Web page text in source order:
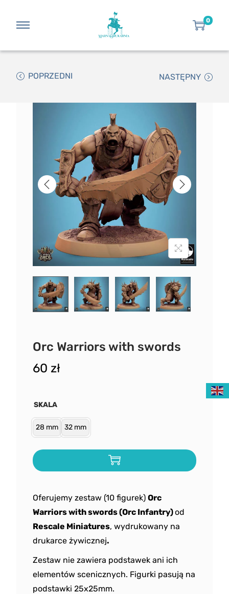
0
POPRZEDNI NASTĘPNY
Orc Warriors with swords
60 zł
Oferujemy zestaw (10 figurek) Orc
Warriors with swords (Orc Infantry)od
Rescale Miniatures, wydrukowany na
drukarce żywicznej.
Zestaw nie zawiera podstawek ani ich
elementów scenicznych. Figurki pasują na
podstawki 25x25mm.
SKALA
28 mm 32 mm